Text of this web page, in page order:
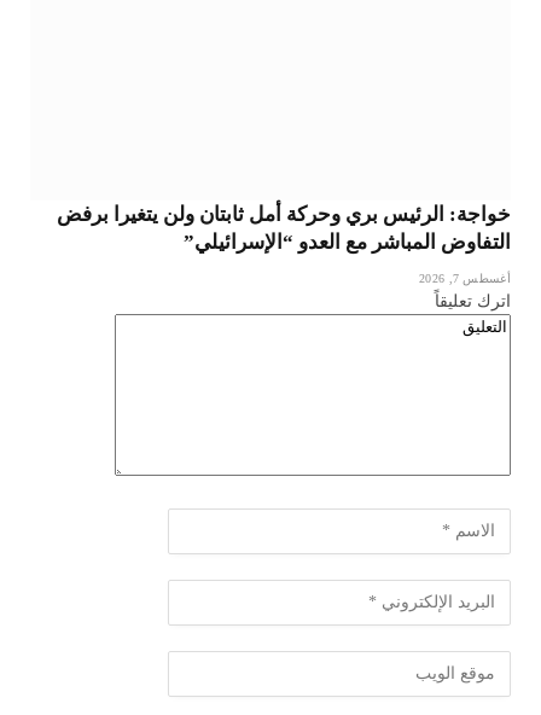
خواجة: الرئيس بري وحركة أمل ثابتان ولن يتغيرا برفض
التفاوض المباشر مع العدو “الإسرائيلي”
أغسطس 7, 2026
اترك تعليقاً